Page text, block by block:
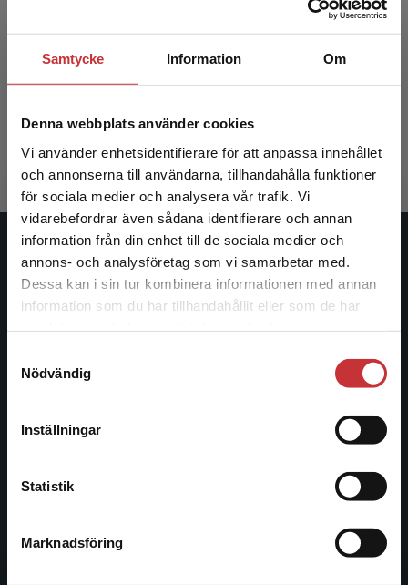
Samtycke Information Om
Denna webbplats använder cookies
Vi använder enhetsidentifierare för att anpassa innehållet
och annonserna till användarna, tillhandahålla funktioner
för sociala medier och analysera vår trafik. Vi
vidarebefordrar även sådana identifierare och annan
information från din enhet till de sociala medier och
annons- och analysföretag som vi samarbetar med.
Dessa kan i sin tur kombinera informationen med annan
information som du har tillhandahållit eller som de har
Nödvändig
Inställningar
Statistik
Marknadsföring
Begränsad fraktregion
Det verkar som att du besöker
studentlitteratur.se via en enhet utanför Sverige.
Vi erbjuder inte leveranser utanför Sverige. För
att kunna slutföra ett köp måste
Äldres hälsa
436 krinkl. moms
Exkl. moms: 411 kr
Studentlitteratur
Studentlitteratur grundades 1963 och är idag Sveriges
informationstjänster i utbudet, finns Studentlitteratur med
Kontakta oss
Kontakta oss
Postadress: